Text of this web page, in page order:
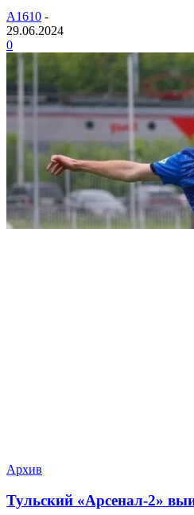
A1610 -
29.06.2024
0
Архив
Тульский «Арсенал-2»